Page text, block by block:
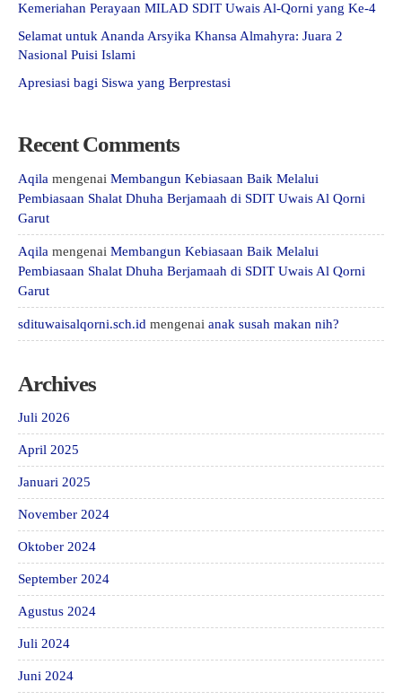
Kemeriahan Perayaan MILAD SDIT Uwais Al-Qorni yang Ke-4
Selamat untuk Ananda Arsyika Khansa Almahyra: Juara 2
Nasional Puisi Islami
Apresiasi bagi Siswa yang Berprestasi
Recent Comments
Aqila mengenai Membangun Kebiasaan Baik Melalui
Pembiasaan Shalat Dhuha Berjamaah di SDIT Uwais Al Qorni
Garut
Aqila mengenai Membangun Kebiasaan Baik Melalui
Pembiasaan Shalat Dhuha Berjamaah di SDIT Uwais Al Qorni
Garut
sdituwaisalqorni.sch.id mengenai anak susah makan nih?
Archives
Juli 2026
April 2025
Januari 2025
November 2024
Oktober 2024
September 2024
Agustus 2024
Juli 2024
Juni 2024